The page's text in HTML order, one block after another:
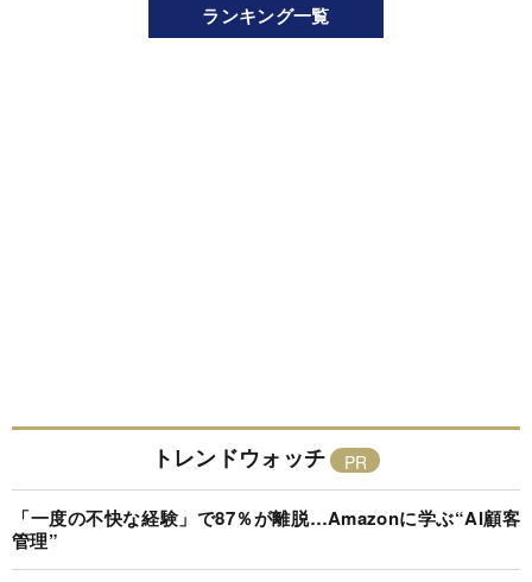
ランキング一覧
トレンドウォッチ
「一度の不快な経験」で87％が離脱…Amazonに学ぶ“AI顧客
管理”